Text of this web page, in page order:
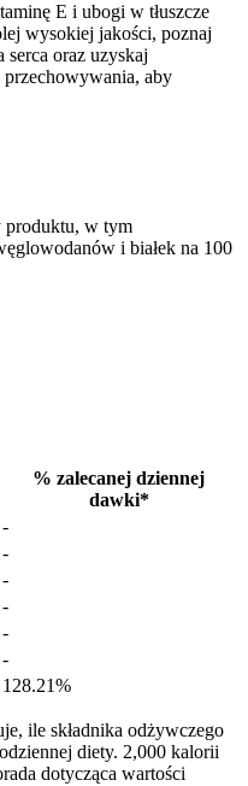
E i ubogi w tłuszcze
wysokiej jakości, poznaj
oraz uzyskaj
aby
produktu, w tym
i białek na 100
% zalecanej dziennej
dawki*
-
-
-
-
-
-
128.21%
ile składnika odżywczego
diety. 2,000 kalorii
dotycząca wartości